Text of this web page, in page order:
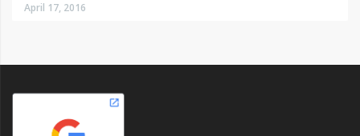
April 17, 2016